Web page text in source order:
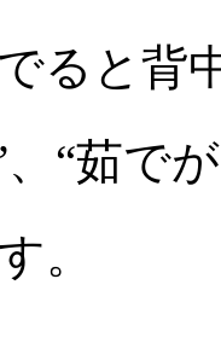
ると背
、“茹で
。